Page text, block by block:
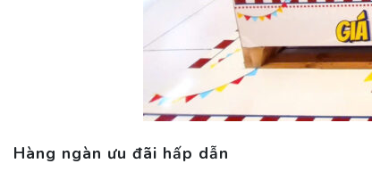
Hàng ngàn ưu đãi hấp dẫn